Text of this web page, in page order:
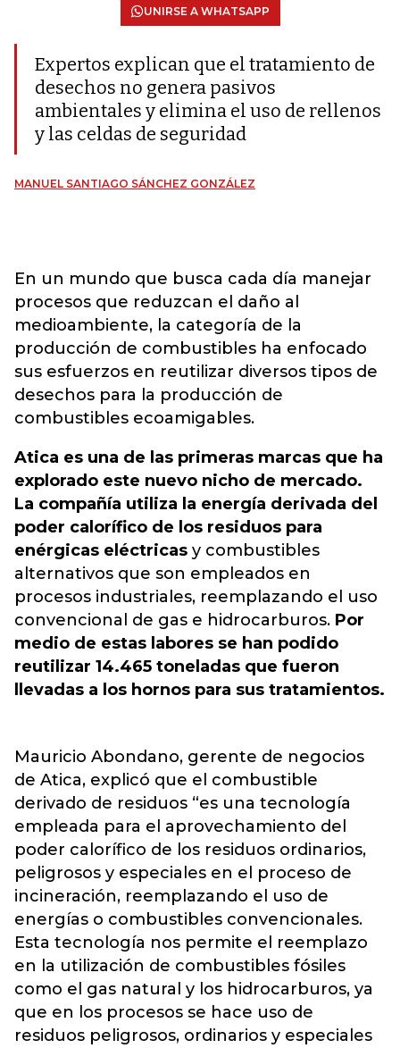
UNIRSE A WHATSAPP
Expertos explican que el tratamiento de
desechos no genera pasivos
ambientales y elimina el uso de rellenos
y las celdas de seguridad
MANUEL SANTIAGO SÁNCHEZ GONZÁLEZ
En un mundo que busca cada día manejar
procesos que reduzcan el daño al
medioambiente, la categoría de la
producción de combustibles ha enfocado
sus esfuerzos en reutilizar diversos tipos de
desechos para la producción de
combustibles ecoamigables.
Atica es una de las primeras marcas que ha
explorado este nuevo nicho de mercado.
La compañía utiliza la energía derivada del
poder calorífico de los residuos para
enérgicas eléctricas y combustibles
alternativos que son empleados en
procesos industriales, reemplazando el uso
convencional de gas e hidrocarburos. Por
medio de estas labores se han podido
reutilizar 14.465 toneladas que fueron
llevadas a los hornos para sus tratamientos.
Mauricio Abondano, gerente de negocios
de Atica, explicó que el combustible
derivado de residuos “es una tecnología
empleada para el aprovechamiento del
poder calorífico de los residuos ordinarios,
peligrosos y especiales en el proceso de
incineración, reemplazando el uso de
energías o combustibles convencionales.
Esta tecnología nos permite el reemplazo
en la utilización de combustibles fósiles
como el gas natural y los hidrocarburos, ya
que en los procesos se hace uso de
residuos peligrosos, ordinarios y especiales